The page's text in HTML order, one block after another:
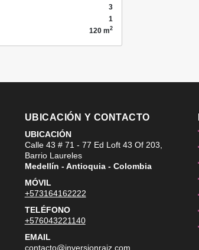
3
1
120 m2
UBICACIÓN Y CONTACTO
UBICACIÓN
Calle 43 # 71 - 77 Ed Loft 43 Of 203,
Barrio Laureles
Medellín - Antioquia - Colombia
MÓVIL
+573164162222
TELÉFONO
+576043221140
EMAIL
contacto@inversionraiz.com